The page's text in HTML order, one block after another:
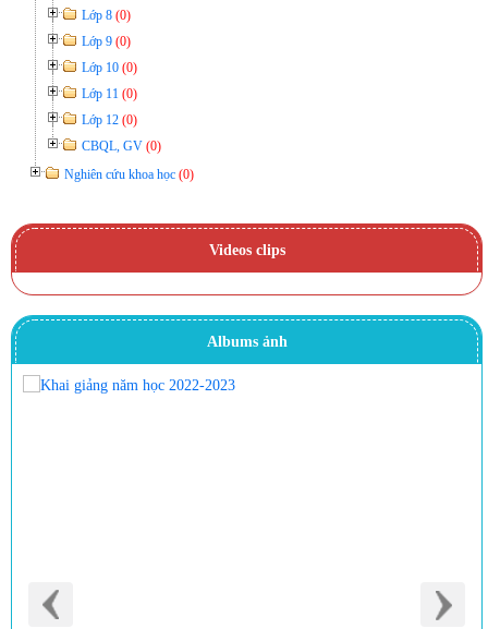
Lớp 8 (0)
Lớp 9 (0)
Lớp 10 (0)
Lớp 11 (0)
Lớp 12 (0)
CBQL, GV (0)
Nghiên cứu khoa học (0)
Videos clips
Albums ảnh